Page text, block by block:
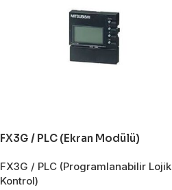
FX3G / PLC (Ekran Modülü)
FX3G / PLC (Programlanabilir Lojik
Kontrol)